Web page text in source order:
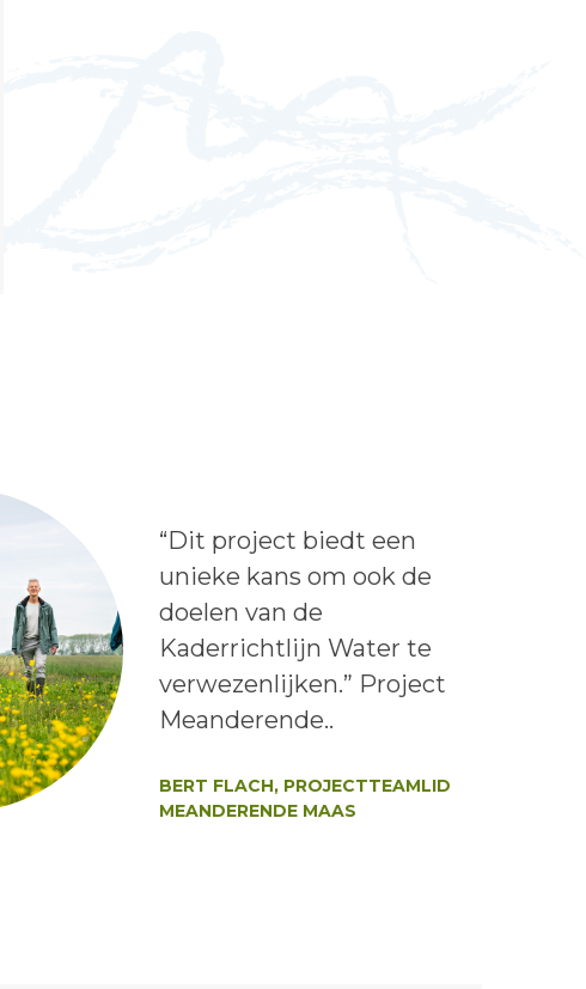
Lees het bericht:
“Dit project biedt een
unieke kans om ook de
doelen van de
Kaderrichtlijn Water te
verwezenlijken.” Project
Meanderende..
BERT FLACH, PROJECTTEAMLID
MEANDERENDE MAAS